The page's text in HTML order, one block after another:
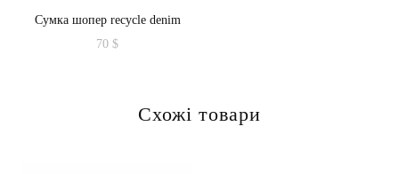
Сумка шопер recycle denim
70$
Схожі товари